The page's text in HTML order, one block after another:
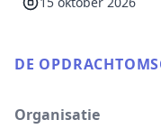
DE
Organisatie